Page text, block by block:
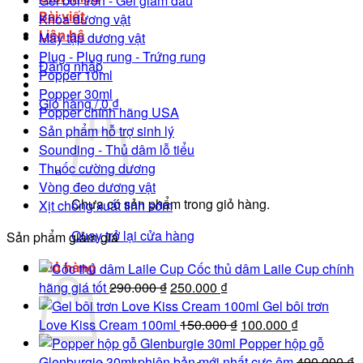
Bài viết
Liên hệ
Đăng nhập
Giỏ hàng /0₫
Chưa có sản phẩm trong giỏ hàng.
Quay trở lại cửa hàng
Giỏ hàng
Khóa dương vật
Máy tập dương vật
Plug - Plug rung - Trứng rung
Popper 10ml
Popper 30ml
Popper chính hãng USA
Sản phẩm hỗ trợ sinh lý
Sounding - Thủ dâm lỗ tiểu
Thuốc cường dương
Vòng đeo dương vật
Xịt chống xuất tinh sớm
Sản phẩm giảm giá
Cốc thủ dâm Laile Cup chính
hãng giá tốt290.000₫Giá
gốc
là:
290.000 ₫.
250.000 ₫Giá
hiện
tại
là:
Gel bôi trơn
Love Kiss Cream 100ml 150.000₫ Giá
gốc
100.000 ₫Giá
hiện
Popper hộp gỗ